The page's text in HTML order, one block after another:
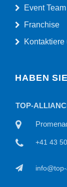
Event Team
Franchise
Kontaktiere
HABEN
TOP-
+41